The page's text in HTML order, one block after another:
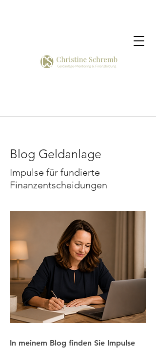
Blog Geldanlage
Impulse für fundierte
Finanzentscheidungen
In meinem Blog finden Sie Impulse